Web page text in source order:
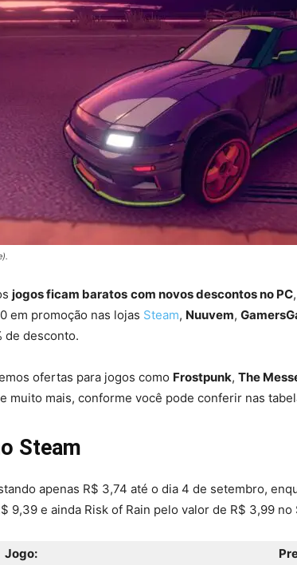
jogos ficam baratos com novos descontos no PC
em promoção nas lojas Steam, Nuuvem,
de desconto.
ofertas para jogos como Frostpunk, The
e muito mais, conforme você pode conferir nas
Steam
apenas R$ 3,74 até o dia 4 de setembro,
9,39 e ainda Risk of Rain pelo valor de R$ 3,99 no
Jogo: